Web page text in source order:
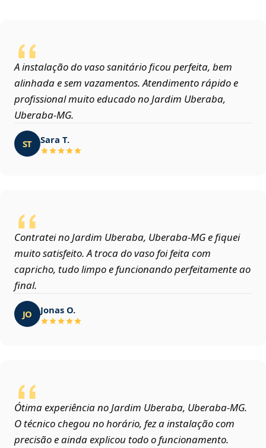
A instalação do vaso sanitário ficou perfeita, bem
alinhada e sem vazamentos. Atendimento rápido e
profissional muito educado no Jardim Uberaba,
Uberaba‑MG.
ST Sara T.
Contratei no Jardim Uberaba, Uberaba‑MG e fiquei
muito satisfeito. A troca do vaso foi feita com
capricho, tudo limpo e funcionando perfeitamente ao
final.
JO Jonas O.
Ótima experiência no Jardim Uberaba, Uberaba‑MG.
O técnico chegou no horário, fez a instalação com
precisão e ainda explicou todo o funcionamento.